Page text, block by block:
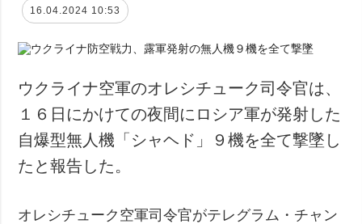
被占領地
政治
防衛
社会・文化
スポーツ
犯罪
コンタクト
16.04.2024 10:53
ウクライナ空軍のオレシチューク司令官は、
１６日にかけての夜間にロシア軍が発射した
自爆型無人機「シャヘド」９機を全て撃墜し
たと報告した。
オレシチューク空軍司令官がテレグラム・チャン